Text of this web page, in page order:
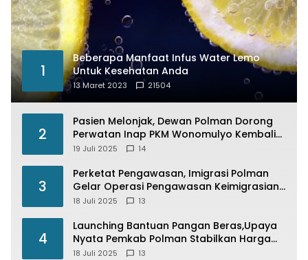
1
Beberapa Manfaat Infus Water Lemo
Untuk Kesehatan Anda
13 Maret 2023 21504
2
Pasien Melonjak, Dewan Polman Dorong
Perwatan Inap PKM Wonomulyo Kembali
di Fungsikan
19 Juli 2025 14
3
Perketat Pengawasan, Imigrasi Polman
Gelar Operasi Pengawasan Keimigrasian
“Wirawaspada” Serentak disemua Daerah
18 Juli 2025 13
4
Launching Bantuan Pangan Beras,Upaya
Nyata Pemkab Polman Stabilkan Harga
Beras
18 Juli 2025 13